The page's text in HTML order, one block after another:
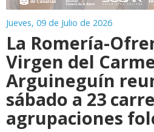
Jueves, 09 de Julio de 2026
La Romería-
Virgen del
Arguineguín
sábado a 23
agrupaciones